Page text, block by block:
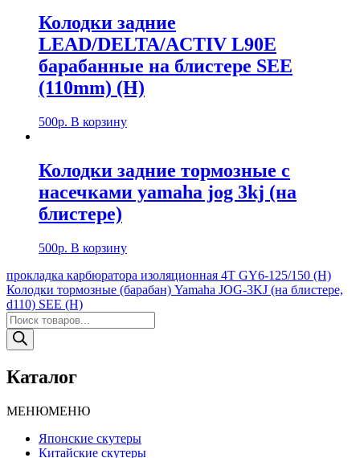
Колодки задние
LEAD/DELTA/ACTIV L90E
барабанные на блистере SEE
(110mm) (H)
500р. В корзину
Колодки задние тормозные с
насечками yamaha jog 3kj (на
блистере)
500р. В корзину
Навигация
по
записям
прокладка карбюратора изоляционная 4Т GY6-125/150 (Н)
Колодки тормозные (барабан) Yamaha JOG-3KJ (на блистере,
d110) SEE (H)
Поиск
товаров
Каталог
МЕНЮМЕНЮ
Японские скутеры
Китайские скутеры